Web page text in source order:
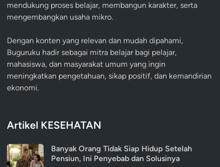
mendukung proses belajar, membangun karakter, serta
mengembangkan usaha mikro.
Dengan konten yang relevan dan mudah dipahami,
Buguruku hadir sebagai mitra belajar bagi pelajar,
mahasiswa, dan masyarakat umum yang ingin
meningkatkan pengetahuan, sikap positif, dan kemandirian
ekonomi.
Artikel KESEHATAN
Banyak Orang Tidak Siap Hidup Setelah
Pensiun, Ini Penyebab dan Solusinya